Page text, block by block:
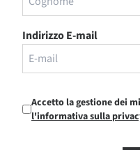
Indirizzo E-mail
Accetto la gestione dei
l'informativa sulla